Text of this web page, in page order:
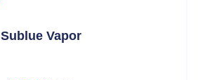
Sublue Vapor